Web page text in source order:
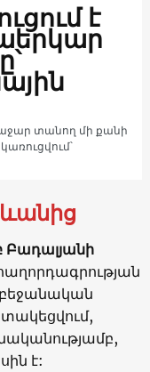
է
տանող մի քանի
է: